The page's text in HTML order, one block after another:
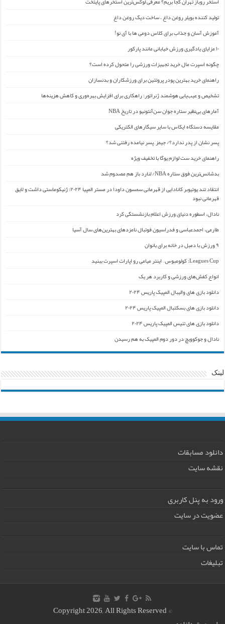
تولید کننده بویلر روغن داغ ، ساخت دیگ روغن داغ
آموزش آسان و جذاب برای کلاس دومی ها با آی نو!
۱۰ مزایای یادگیری ورزش خیابانی مانند پارکور
چگونه اسپرت مال خرید تجهیزات ورزشی را متحول کرده است؟
راهنمای خرید بهترین پودر پروتئین برای ورزشکاران و بدنسازان
تشخیص و عیب‌یابی هوشمند ژنراتور: راهکاری برای افزایش بهره‌وری و کاهش هزینه‌ها
آمارهای بی‌نظیر ستاره جوان سن‌آنتونیو در تاریخ NBA
مقایسه دستگاه ایکاس با سایر سیگارهای الکتریکی
پسر نشان از پدر ندارد؟/ جیمز ِ پسر نیامده رفتنی شد؟
راهنمای خرید ست لوازم یوگا با تخفیف ویژه
بدشانس‌ترین فوق ستاره NBA/ لنارد باز هم مصدوم شد
انتقاد تند یوتیوبر کانادایی از قهرمانی سمسون داودا در مستر المپیا ۲۰۲۴: ژنیکوماستی داشت و لایق
قهرمانی نبود
نادال، اسطوره دنیای ورزش اعلام بازنشستگی کرد
طارمی، احمدعباسی و فدراسیون فوتبال نامزدهای بهترین‌های سال آسیا
۹ ورزش با دمبل در خانه برای بانوان
Leagues Cup: کولومبوس – اینتر میامی رو اپارات اسپرت ببنید
انواع کفش‌های ورزشی و کاربرد هر یک
دانلود بازی های والیبال المپیک پاریس ۲۰۲۴
دانلود بازی های بسکتبال المپیک پاریس ۲۰۲۴
دانلود بازی های تنیس المپیک پاریس ۲۰۲۴
نادال و جوکوویچ در دور دوم المپیک به هم رسیدن
لینک
دانلود مسابقات
نقشه سایت
ورود به پنل کاربری
عضویت در سایت
تماس با سایت
تبلیغات
© Copyright 2026, All Rights Reserved